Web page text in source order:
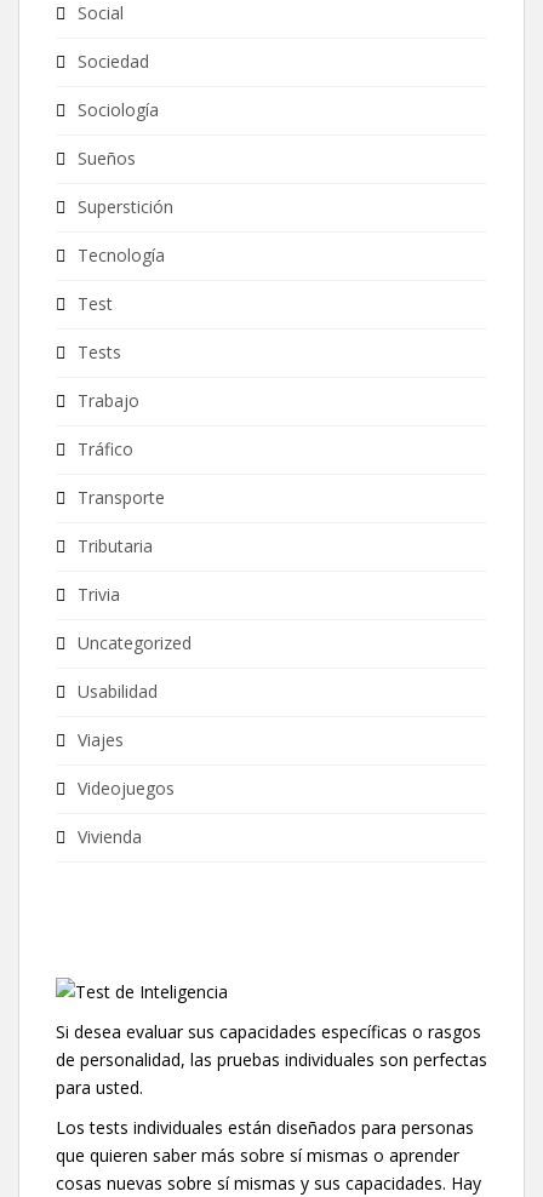
Social
Sociedad
Sociología
Sueños
Superstición
Tecnología
Test
Tests
Trabajo
Tráfico
Transporte
Tributaria
Trivia
Uncategorized
Usabilidad
Viajes
Videojuegos
Vivienda
Si desea evaluar sus capacidades específicas o rasgos
de personalidad, las pruebas individuales son perfectas
para usted.
Los tests individuales están diseñados para personas
que quieren saber más sobre sí mismas o aprender
cosas nuevas sobre sí mismas y sus capacidades. Hay